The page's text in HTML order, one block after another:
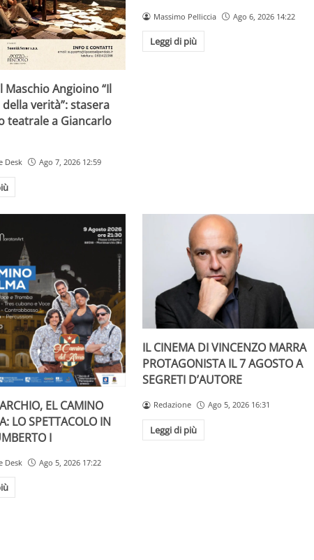
Maschio Angioino “Il
verità”: stasera
teatrale a Giancarlo
Desk Ago 7, 2026 12:59
Massimo Pelliccia Ago 6, 2026 14:22
Leggi di più
EL CAMINO
LO SPETTACOLO IN
I
Desk Ago 5, 2026 17:22
IL CINEMA DI VINCENZO MARRA
PROTAGONISTA IL 7 AGOSTO A
SEGRETI D’AUTORE
Redazione Ago 5, 2026 16:31
Leggi di più